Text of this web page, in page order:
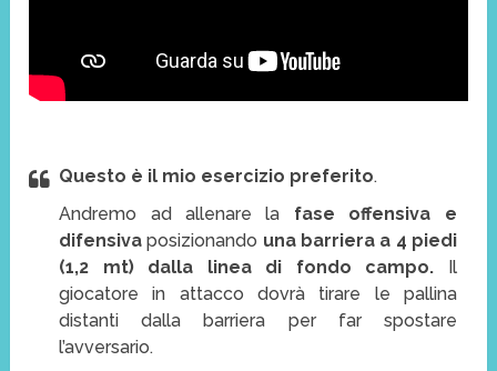
Questo è il mio esercizio preferito.
Andremo ad allenare la fase offensiva e
difensiva posizionando una barriera a 4 piedi
(1,2 mt) dalla linea di fondo campo. Il
giocatore in attacco dovrà tirare le pallina
distanti dalla barriera per far spostare
l’avversario.